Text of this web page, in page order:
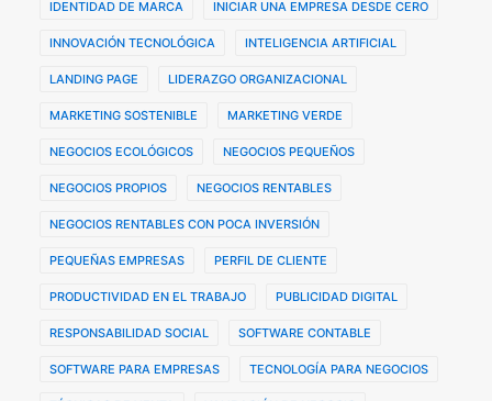
IDENTIDAD DE MARCA INICIAR UNA EMPRESA DESDE CERO
INNOVACIÓN TECNOLÓGICA INTELIGENCIA ARTIFICIAL
LANDING PAGE LIDERAZGO ORGANIZACIONAL
MARKETING SOSTENIBLE MARKETING VERDE
NEGOCIOS ECOLÓGICOS NEGOCIOS PEQUEÑOS
NEGOCIOS PROPIOS NEGOCIOS RENTABLES
NEGOCIOS RENTABLES CON POCA INVERSIÓN
PEQUEÑAS EMPRESAS PERFIL DE CLIENTE
PRODUCTIVIDAD EN EL TRABAJO PUBLICIDAD DIGITAL
RESPONSABILIDAD SOCIAL SOFTWARE CONTABLE
SOFTWARE PARA EMPRESAS TECNOLOGÍA PARA NEGOCIOS